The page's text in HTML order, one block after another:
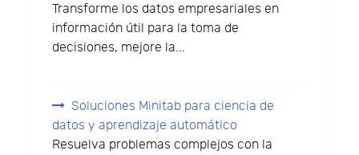
Transforme los datos empresariales en
información útil para la toma de
decisiones, mejore la...
Soluciones Minitab para ciencia de
datos y aprendizaje automático
Resuelva problemas complejos con la